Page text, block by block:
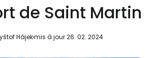
de Saint Martin
Hájekmis à jour 26. 02. 2024